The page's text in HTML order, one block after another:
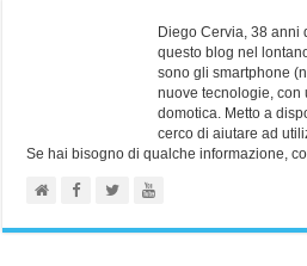
Diego Cervia, 38 anni
questo blog nel
sono gli smartphone
nuove tecnologie, con
domotica. Metto a
cerco di aiutare ad
Se hai bisogno di qualche informazione,